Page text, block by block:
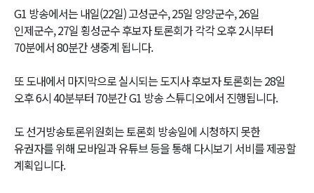
G1 방송에서는 내일(22일) 고성군수, 25일 양양군수, 26일
인제군수, 27일 횡성군수 후보자 토론회가 각각 오후 2시부터
70분에서 80분간 생중계 됩니다.
또 도내에서 마지막으로 실시되는 도지사 후보자 토론회는 28일
오후 6시 40분부터 70분간 G1 방송 스튜디오에서 진행됩니다.
도 선거방송토론위원회는 토론회 방송일에 시청하지 못한
유권자를 위해 모바일과 유튜브 등을 통해 다시보기 서비를 제공할
계획입니다.